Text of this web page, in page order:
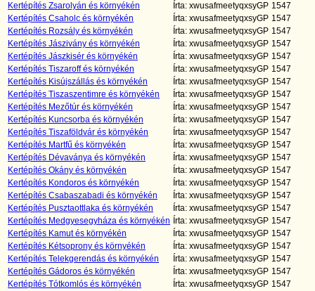
Kertépítés Zsarolyán és környékén
Írta: xwusafmeetyqxsyGP 1547
Kertépítés Csaholc és környékén
Írta: xwusafmeetyqxsyGP 1547
Kertépítés Rozsály és környékén
Írta: xwusafmeetyqxsyGP 1547
Kertépítés Jászivány és környékén
Írta: xwusafmeetyqxsyGP 1547
Kertépítés Jászkisér és környékén
Írta: xwusafmeetyqxsyGP 1547
Kertépítés Tiszaroff és környékén
Írta: xwusafmeetyqxsyGP 1547
Kertépítés Kisújszállás és környékén
Írta: xwusafmeetyqxsyGP 1547
Kertépítés Tiszaszentimre és környékén
Írta: xwusafmeetyqxsyGP 1547
Kertépítés Mezőtúr és környékén
Írta: xwusafmeetyqxsyGP 1547
Kertépítés Kuncsorba és környékén
Írta: xwusafmeetyqxsyGP 1547
Kertépítés Tiszaföldvár és környékén
Írta: xwusafmeetyqxsyGP 1547
Kertépítés Martfű és környékén
Írta: xwusafmeetyqxsyGP 1547
Kertépítés Dévaványa és környékén
Írta: xwusafmeetyqxsyGP 1547
Kertépítés Okány és környékén
Írta: xwusafmeetyqxsyGP 1547
Kertépítés Kondoros és környékén
Írta: xwusafmeetyqxsyGP 1547
Kertépítés Csabaszabadi és környékén
Írta: xwusafmeetyqxsyGP 1547
Kertépítés Pusztaottlaka és környékén
Írta: xwusafmeetyqxsyGP 1547
Kertépítés Medgyesegyháza és környékén Írta: xwusafmeetyqxsyGP 1547
Kertépítés Kamut és környékén
Írta: xwusafmeetyqxsyGP 1547
Kertépítés Kétsoprony és környékén
Írta: xwusafmeetyqxsyGP 1547
Kertépítés Telekgerendás és környékén
Írta: xwusafmeetyqxsyGP 1547
Kertépítés Gádoros és környékén
Írta: xwusafmeetyqxsyGP 1547
Kertépítés Tótkomlós és környékén
Írta: xwusafmeetyqxsyGP 1547